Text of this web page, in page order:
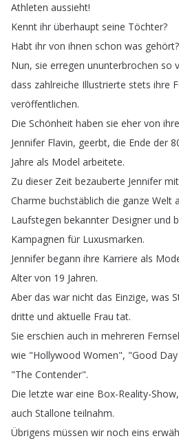
Athleten aussieht!
Kennt ihr überhaupt seine Töchter?
Habt ihr von ihnen schon was gehört?
Nun, sie erregen ununterbrochen so
dass zahlreiche Illustrierte stets ihre
veröffentlichen.
Die Schönheit haben sie eher von
Jennifer Flavin, geerbt, die Ende der
Jahre als Model arbeitete.
Zu dieser Zeit bezauberte Jennifer mit
Charme buchstäblich die ganze Welt
Laufstegen bekannter Designer und
Kampagnen für Luxusmarken.
Jennifer begann ihre Karriere als
Alter von 19 Jahren.
Aber das war nicht das Einzige, was
dritte und aktuelle Frau tat.
Sie erschien auch in mehreren
wie "Hollywood Women", "Good Day
"The Contender".
Die letzte war eine Box-Reality-Show,
auch Stallone teilnahm.
Übrigens müssen wir noch eins